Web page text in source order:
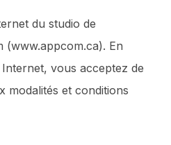
du studio de
(www.appcom.ca). En
vous acceptez de
modalités et conditions